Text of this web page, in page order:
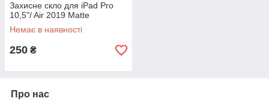
Захисне скло для iPad Pro
10,5"/ Air 2019 Matte
Немає в наявності
250 ₴
Про нас